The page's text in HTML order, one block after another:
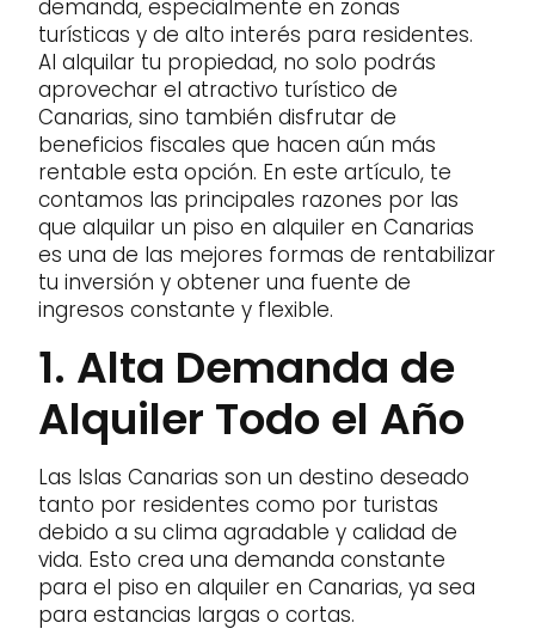
demanda, especialmente en zonas
turísticas y de alto interés para residentes.
Al alquilar tu propiedad, no solo podrás
aprovechar el atractivo turístico de
Canarias, sino también disfrutar de
beneficios fiscales que hacen aún más
rentable esta opción. En este artículo, te
contamos las principales razones por las
que alquilar un piso en alquiler en Canarias
es una de las mejores formas de rentabilizar
tu inversión y obtener una fuente de
ingresos constante y flexible.
1. Alta Demanda de
Alquiler Todo el Año
Las Islas Canarias son un destino deseado
tanto por residentes como por turistas
debido a su clima agradable y calidad de
vida. Esto crea una demanda constante
para el piso en alquiler en Canarias, ya sea
para estancias largas o cortas.